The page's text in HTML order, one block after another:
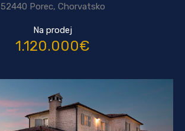
52440 Porec, Chorvatsko
Na prodej
1.120.000€